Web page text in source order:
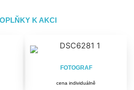
K AKCI
FOTOGRAF
cena individuálně